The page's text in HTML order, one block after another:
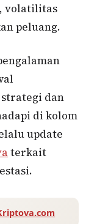
volatilitas
peluang.
strategi dan
di kolom
update
terkait